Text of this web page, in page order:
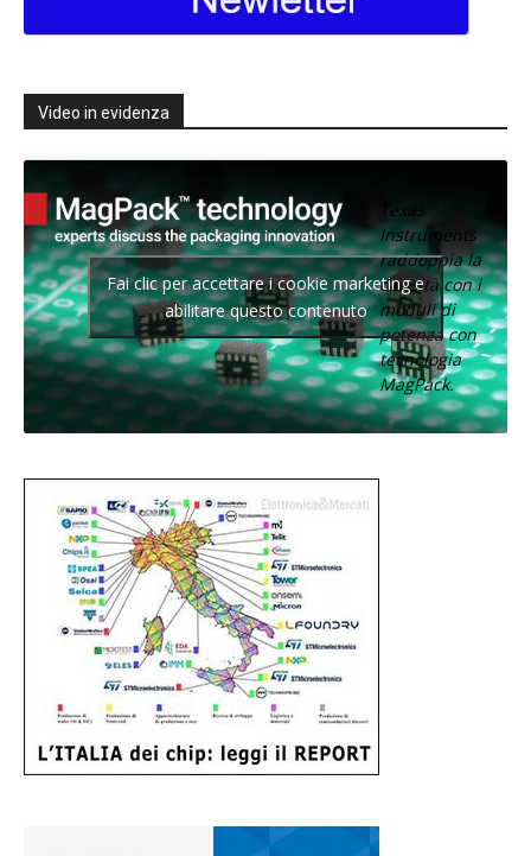
Video in evidenza
Texas
Instruments
raddoppia la
densità con i
moduli di
potenza con
tecnologia
MagPack.
Fai clic per accettare i cookie marketing e
abilitare questo contenuto